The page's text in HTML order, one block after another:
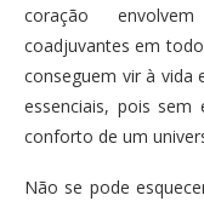
coração
coadjuvantes em
conseguem vir à vida
essenciais, pois
conforto de um
Não se pode